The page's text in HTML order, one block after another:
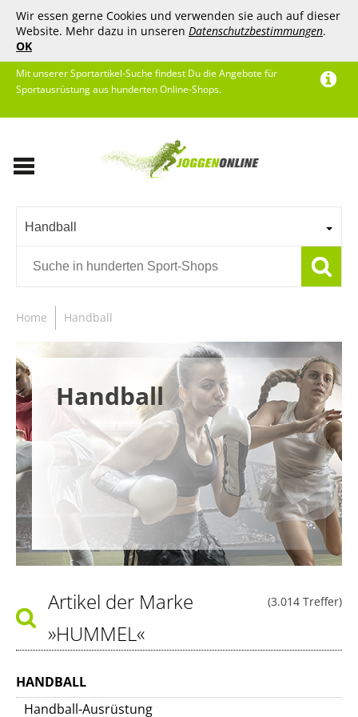
Wir essen gerne Cookies und verwenden sie auch auf dieser
Website. Mehr dazu in unseren Datenschutzbestimmungen.
OK
Mit unserer Sportartikel-Suche findest Du die Angebote für
Sportausrüstung aus hunderten Online-Shops.
Handball
Home Handball
Handball
(3.014 Treffer)
Artikel der Marke
»HUMMEL«
HANDBALL
Handball-Ausrüstung